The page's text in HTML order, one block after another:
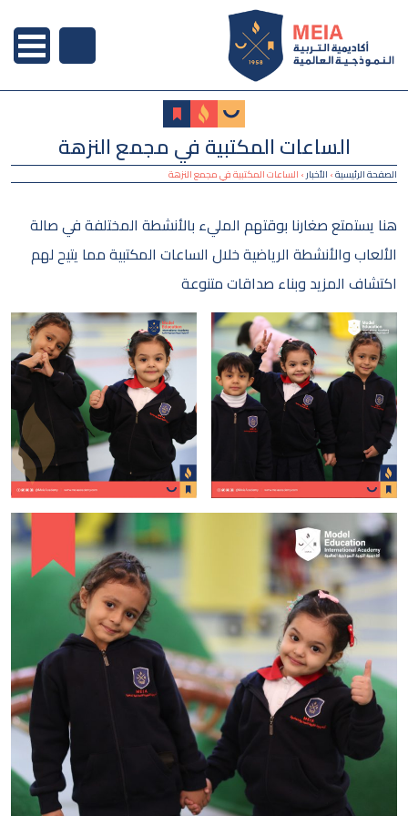
الساعات المكتبية في مجمع النزهة
الصفحة الرئيسية› الأخبار› الساعات المكتبية في مجمع النزهة
هنا يستمتع صغارنا بوقتهم المليء بالأنشطة المختلفة في صالة
الألعاب والأنشطة الرياضية خلال الساعات المكتبية مما يتيح لهم
اكتشاف المزيد وبناء صداقات متنوعة